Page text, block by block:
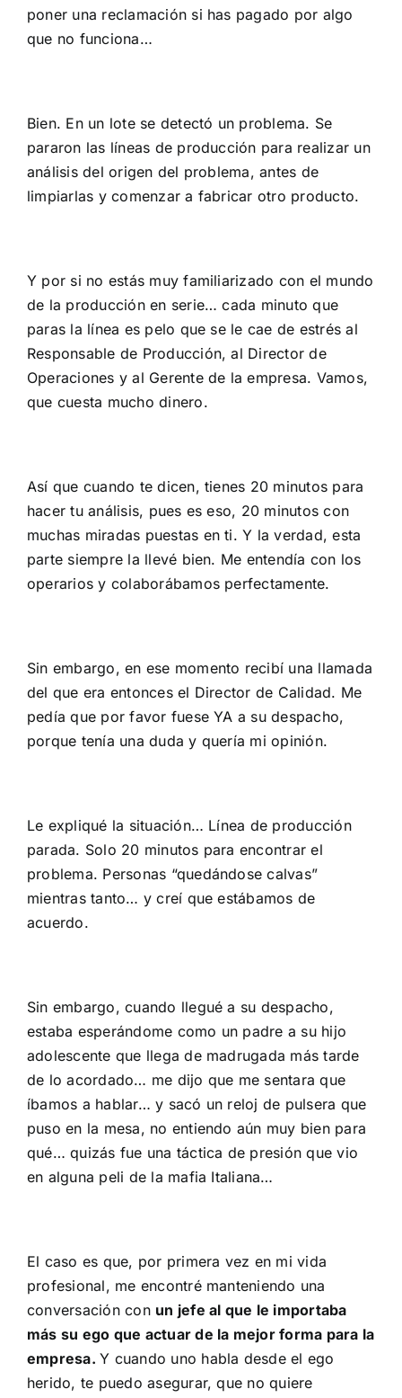
poner una reclamación si has pagado por algo
que no funciona…
Bien. En un lote se detectó un problema. Se
pararon las líneas de producción para realizar un
análisis del origen del problema, antes de
limpiarlas y comenzar a fabricar otro producto.
Y por si no estás muy familiarizado con el mundo
de la producción en serie… cada minuto que
paras la línea es pelo que se le cae de estrés al
Responsable de Producción, al Director de
Operaciones y al Gerente de la empresa. Vamos,
que cuesta mucho dinero.
Así que cuando te dicen, tienes 20 minutos para
hacer tu análisis, pues es eso, 20 minutos con
muchas miradas puestas en ti. Y la verdad, esta
parte siempre la llevé bien. Me entendía con los
operarios y colaborábamos perfectamente.
Sin embargo, en ese momento recibí una llamada
del que era entonces el Director de Calidad. Me
pedía que por favor fuese YA a su despacho,
porque tenía una duda y quería mi opinión.
Le expliqué la situación… Línea de producción
parada. Solo 20 minutos para encontrar el
problema. Personas “quedándose calvas”
mientras tanto… y creí que estábamos de
acuerdo.
Sin embargo, cuando llegué a su despacho,
estaba esperándome como un padre a su hijo
adolescente que llega de madrugada más tarde
de lo acordado… me dijo que me sentara que
íbamos a hablar… y sacó un reloj de pulsera que
puso en la mesa, no entiendo aún muy bien para
qué… quizás fue una táctica de presión que vio
en alguna peli de la mafia Italiana…
El caso es que, por primera vez en mi vida
profesional, me encontré manteniendo una
conversación con un jefe al que le importaba
más su ego que actuar de la mejor forma para la
empresa.Y cuando uno habla desde el ego
herido, te puedo asegurar, que no quiere